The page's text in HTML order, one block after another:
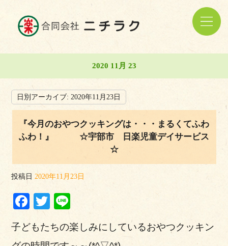
2020 11月 23
日別アーカイブ:2020年11月23日
『今月のおやつクッキングは・・・まるくてふわ
ふわ！』 ☆宇部市 日楽児童デイサービス
☆
投稿日 2020年11月23日
Facebook
Twitter
子どもたちの楽しみにしているおやつクッキン